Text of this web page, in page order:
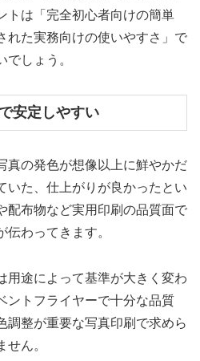
トは「完全初心者向けの簡単
れた実務向けの使いやすさ」で
しょう。
安定しやすい
真の発色が想像以上に鮮やかだ
いた、仕上がりが良かったとい
配布物など実用印刷の品質面で
わってきます。
用途によって基準が大きく変わ
ントフライヤーで十分な品質
調整が重要な写真印刷で求めら
ん。